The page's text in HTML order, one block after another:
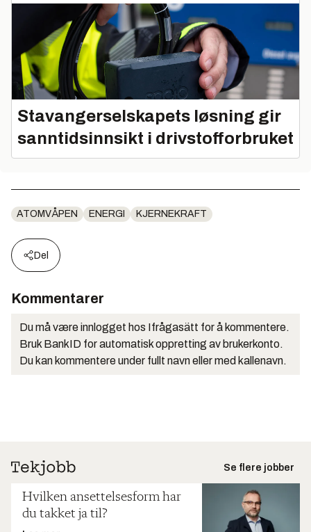
Stavangerselskapets løsning gir
sanntidsinnsikt i drivstofforbruket
ATOMVÅPEN ENERGI KJERNEKRAFT
Del
Kommentarer
Du må være innlogget hos Ifrågasätt for å kommentere.
Bruk BankID for automatisk oppretting av brukerkonto.
Du kan kommentere under fullt navn eller med kallenavn.
Se flere jobber
Hvilken ansettelsesform har
du takket ja til?